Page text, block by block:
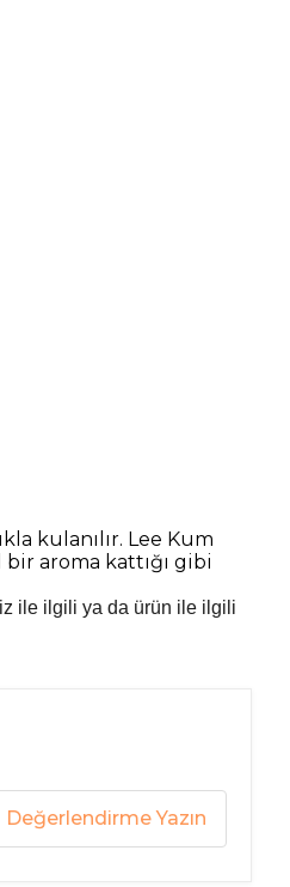
kulanılır. Lee Kum
aroma kattığı gibi
ile ilgili ya da ürün ile ilgili
Değerlendirme Yazın